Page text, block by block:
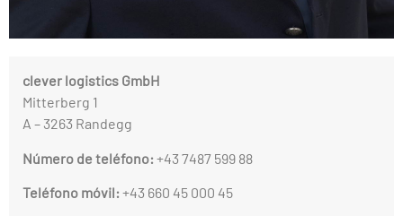
clever logistics GmbH
Mitterberg 1
A – 3263 Randegg
Número de teléfono: +43 7487 599 88
Teléfono móvil: +43 660 45 000 45